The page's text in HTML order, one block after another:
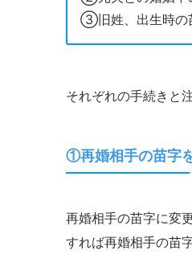
③旧姓、出生時の
それぞれの手続きと
①再婚相手の苗字
再婚相手の苗字に変
すれば再婚相手の苗